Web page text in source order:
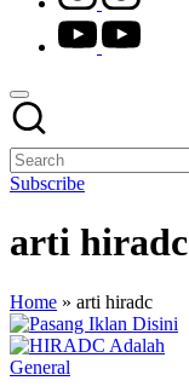
youtube.com
Subscribe
arti hiradc
Home » arti hiradc
Posted
General